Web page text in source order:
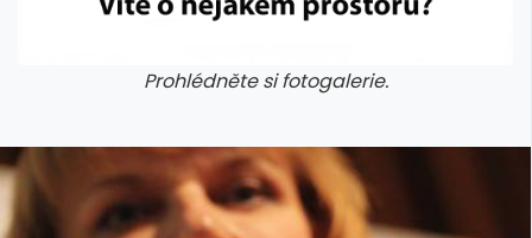
Prohlédněte si fotogalerie.